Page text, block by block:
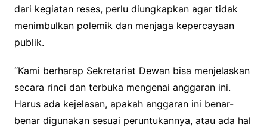
dari kegiatan reses, perlu diungkapkan agar tidak
menimbulkan polemik dan menjaga kepercayaan
publik.
“Kami berharap Sekretariat Dewan bisa menjelaskan
secara rinci dan terbuka mengenai anggaran ini.
Harus ada kejelasan, apakah anggaran ini benar-
benar digunakan sesuai peruntukannya, atau ada hal